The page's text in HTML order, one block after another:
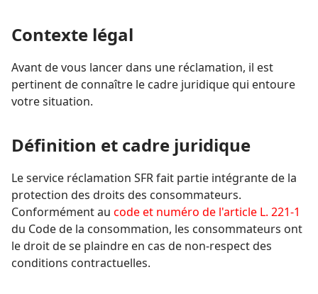
Contexte légal
Avant de vous lancer dans une réclamation, il est
pertinent de connaître le cadre juridique qui entoure
votre situation.
Définition et cadre juridique
Le service réclamation SFR fait partie intégrante de la
protection des droits des consommateurs.
Conformément au code et numéro de l'article L. 221-1
du Code de la consommation, les consommateurs ont
le droit de se plaindre en cas de non-respect des
conditions contractuelles.